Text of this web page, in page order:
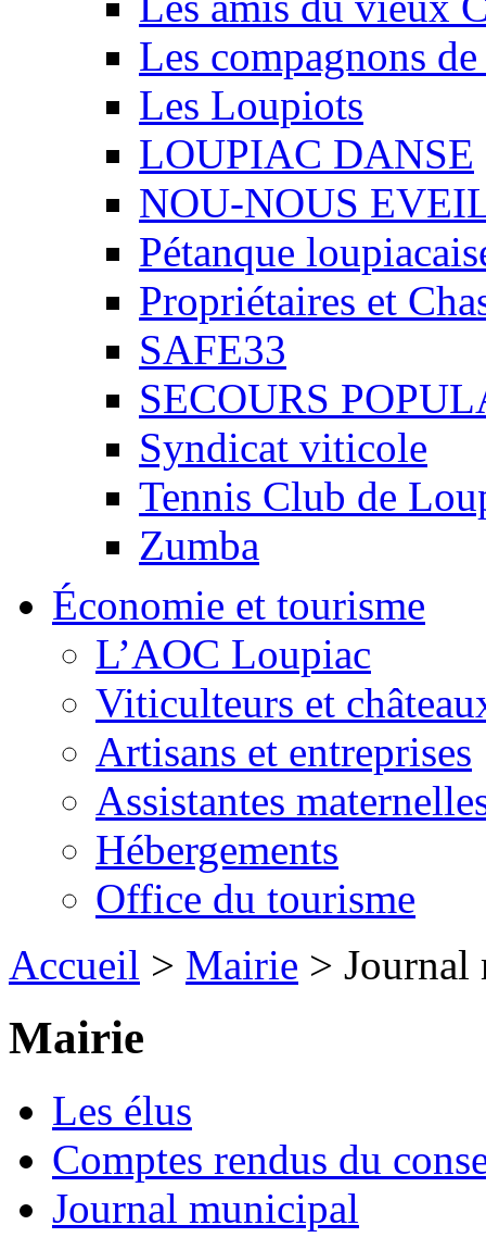
Les compagnons
Les Loupiots
LOUPIAC DANSE
NOU-NOUS
Pétanque
Propriétaires et
SAFE33
SECOURS
Syndicat viticole
Tennis Club de
Zumba
Économie et tourisme
L’AOC Loupiac
Viticulteurs et
Artisans et entreprises
Assistantes
Hébergements
Office du tourisme
Accueil > Mairie >
Mairie
Les élus
Comptes rendus du
Journal municipal